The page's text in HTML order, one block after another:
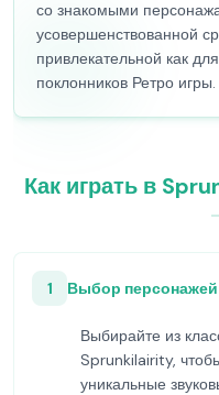
со знакомыми
усовершенствованной
привлекательной как
поклонников Ретро игры.
Как играть в
1 Выбор персонажей
Выбирайте из
Sprunkilairity,
уникальные